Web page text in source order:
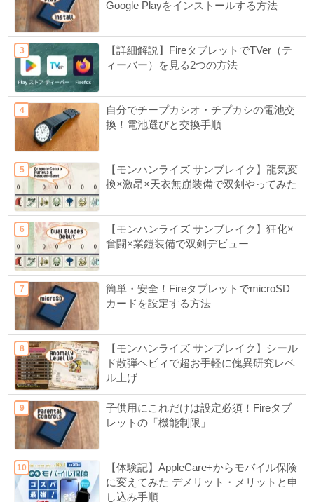
Google Playをインストールする方法
【詳細解説】FireタブレットでTVer（テ
ィーバー）を見る2つの方法
自分でチープカシオ・チプカシの電池交
換！電池選びと交換手順
【モンハンライズ サンブレイク】龍気変
換×激昂×天衣無崩装備で双剣やってみた
【モンハンライズ サンブレイク】狂化×
奮闘×業鎧装備で双剣デビュー
簡単・安全！FireタブレットでmicroSD
カードを設定する方法
【モンハンライズ サンブレイク】シール
ド散弾ヘビィで超お手軽に傀異研究レベ
ル上げ
子供用にこれだけは設定必須！Fireタブ
レットの「機能制限」
【体験記】AppleCare+からモバイル保険
に変えてみた デメリット・メリットと申
し込み手順